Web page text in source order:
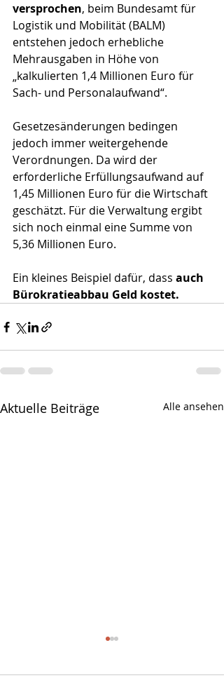
versprochen, beim Bundesamt für
Logistik und Mobilität (BALM)
entstehen jedoch erhebliche
Mehrausgaben in Höhe von
„kalkulierten 1,4 Millionen Euro für
Sach- und Personalaufwand“.
Gesetzesänderungen bedingen
jedoch immer weitergehende
Verordnungen. Da wird der
erforderliche Erfüllungsaufwand auf
1,45 Millionen Euro für die Wirtschaft
geschätzt. Für die Verwaltung ergibt
sich noch einmal eine Summe von
5,36 Millionen Euro.
Ein kleines Beispiel dafür, dass auch
Bürokratieabbau Geld kostet.
Aktuelle Beiträge Alle ansehen